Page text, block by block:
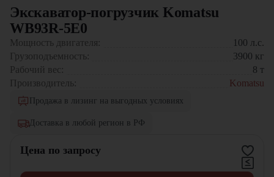
Экскаватор-погрузчик Komatsu
WB93R-5E0
Мощность двигателя: 100 л.с.
Грузоподъемность:
3900 кг
Рабочий вес:
8 т
Производитель:
Komatsu
Продажа в лизинг на выгодных условиях
Доставка в любой регион в РФ
Цена по запросу